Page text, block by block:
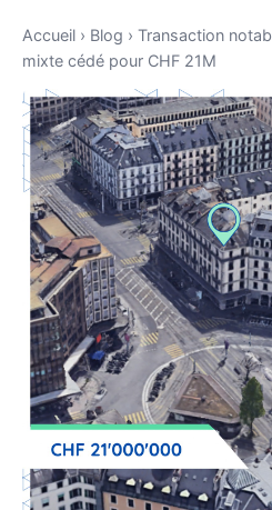
Accueil › Blog › Transaction
mixte cédé pour CHF 21M